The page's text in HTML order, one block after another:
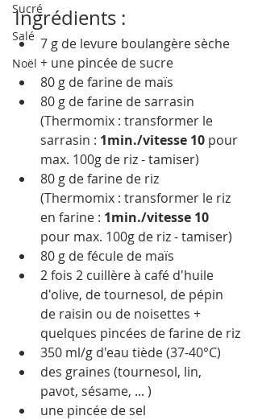
Sucré
Salé
Noël
Ingrédients :
7 g de levure boulangère sèche
+ une pincée de sucre
80 g de farine de maïs
80 g de farine de sarrasin
(Thermomix : transformer le
sarrasin : 1min./vitesse 10 pour
max. 100g de riz - tamiser)
80 g de farine de riz
(Thermomix : transformer le riz
en farine : 1min./vitesse 10
pour max. 100g de riz - tamiser)
80 g de fécule de maïs
2 fois 2 cuillère à café d'huile
d'olive, de tournesol, de pépin
de raisin ou de noisettes +
quelques pincées de farine de riz
350 ml/g d'eau tiède (37-40°C)
des graines (tournesol, lin,
pavot, sésame, ... )
une pincée de sel